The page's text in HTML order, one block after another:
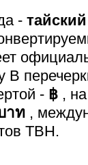
-
В
- ฿ ,
าท ,
TBH.